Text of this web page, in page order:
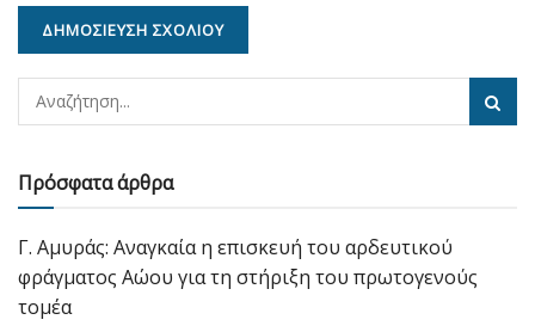
Πρόσφατα άρθρα
Γ. Αμυράς: Αναγκαία η επισκευή του αρδευτικού
φράγματος Αώου για τη στήριξη του πρωτογενούς
τομέα